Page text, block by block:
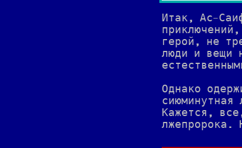
Итак, Ас-
герой, не
люди и вещи
Однако
сиюминутная
Кажется,
лжепророка.